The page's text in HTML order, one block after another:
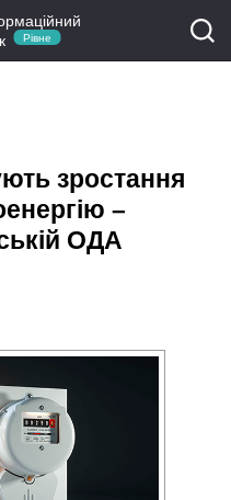
Рівне
зростання
–
ОДА